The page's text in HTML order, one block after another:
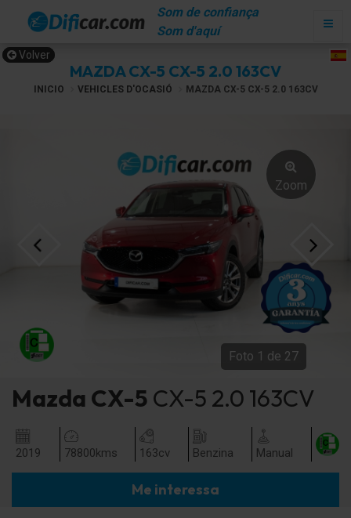
Som de confiança
Som d'aquí
MAZDA CX-5 CX-5 2.0 163CV
Volver
INICIO VEHICLES D'OCASIÓ MAZDA CX-5 CX-5 2.0 163CV
Zoom
Foto 1 de 27
Mazda CX-5 CX-5 2.0 163CV
2019 78800kms 163cv Benzina Manual
Me interessa